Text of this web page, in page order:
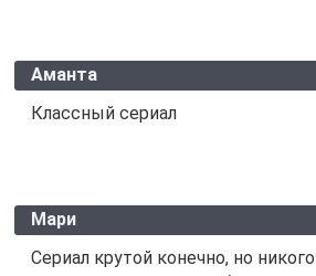
Аманта
Классный сериал
Мари
Сериал крутой конечно, но